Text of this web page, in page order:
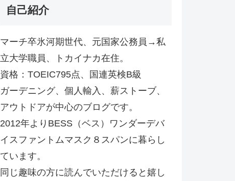
自己紹介
マーチ卒氷河期世代、元国家公務員→私
立大学職員、トカイナカ在住。
資格：TOEIC795点、国連英検B級
ガーデニング、個人輸入、薪ストーブ、
アウトドアが中心のブログです。
2012年よりBESS（ベス）ワンダーデバ
イスファントムマスク８スパンに暮らし
ています。
同じ趣味の方に読んでいただけると嬉し